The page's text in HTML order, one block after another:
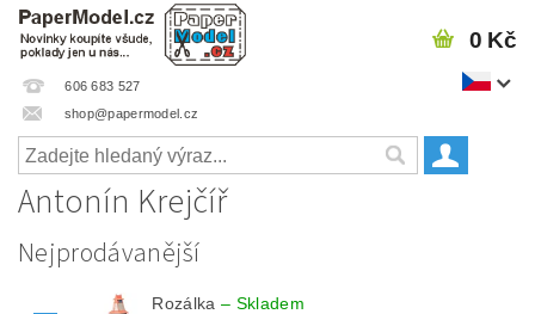
606 683 527
shop@papermodel.cz
0 Kč
Antonín Krejčíř
Nejprodávanější
Rozálka– Skladem